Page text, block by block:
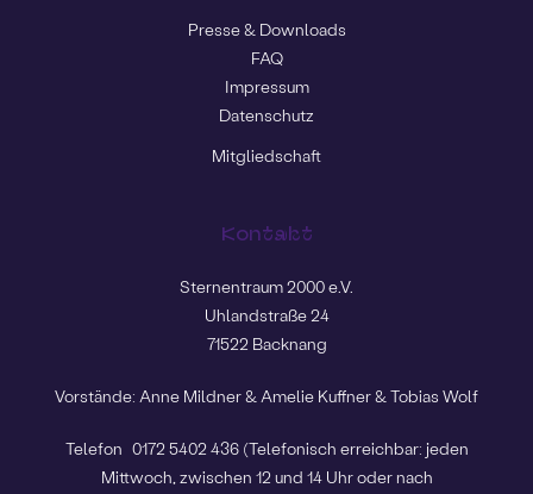
Presse & Downloads
FAQ
Impressum
Datenschutz
Mitgliedschaft
Kontakt
Sternentraum 2000 e.V.
Uhlandstraße 24
71522 Backnang
Vorstände: Anne Mildner & Amelie Kuffner & Tobias Wolf
Telefon 0172 5402 436 (Telefonisch erreichbar: jeden
Mittwoch, zwischen 12 und 14 Uhr oder nach